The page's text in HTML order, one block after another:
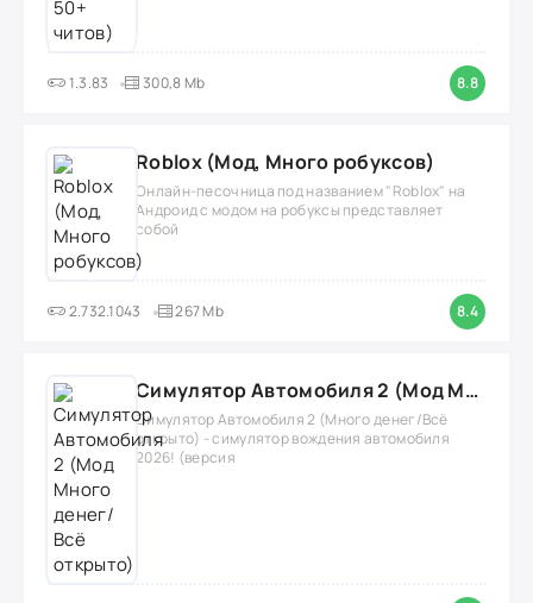
1.3.83 300,8 Mb 8.8
Roblox (Мод, Много робуксов)
Онлайн-песочница под названием "Roblox" на
Андроид с модом на робуксы представляет
собой
2.732.1043 267 Mb 8.4
Симулятор Автомобиля 2 (Мод Много денег/Всё открыто)
Симулятор Автомобиля 2 (Много денег/Всё
открыто) - симулятор вождения автомобиля
2026! (версия